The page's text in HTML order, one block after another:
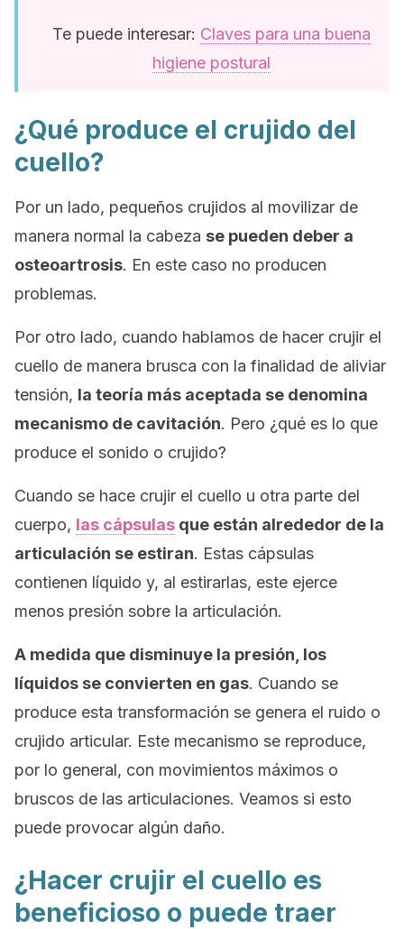
Te puede interesar: Claves para una buena
higiene postural
¿Qué produce el crujido del
cuello?
Por un lado, pequeños crujidos al movilizar de
manera normal la cabeza se pueden deber a
osteoartrosis. En este caso no producen
problemas.
Por otro lado, cuando hablamos de hacer crujir el
cuello de manera brusca con la finalidad de aliviar
tensión, la teoría más aceptada se denomina
mecanismo de cavitación. Pero ¿qué es lo que
produce el sonido o crujido?
Cuando se hace crujir el cuello u otra parte del
cuerpo, las cápsulas que están alrededor de la
articulación se estiran. Estas cápsulas
contienen líquido y, al estirarlas, este ejerce
menos presión sobre la articulación.
A medida que disminuye la presión, los
líquidos se convierten en gas. Cuando se
produce esta transformación se genera el ruido o
crujido articular. Este mecanismo se reproduce,
por lo general, con movimientos máximos o
bruscos de las articulaciones. Veamos si esto
puede provocar algún daño.
¿Hacer crujir el cuello es
beneficioso o puede traer